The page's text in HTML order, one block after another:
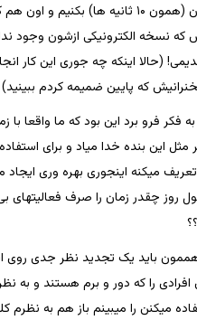
مفید هم از زمان (همون ۱۰ ثانیه ها)
نسخه الکترونیکی ازشون وجود
(حالا اینکه چه جوری این کار
که پایین ضمیمه کردم ببینید)
فکر فرو برد این بود که ما واقعا با
میکنه اینجوری بهره وری
روز چقدر زمان را صرف فعالیتهای
باید یک تجدید نظر جدی روی
افرادی را که دور و برم هستند و به
میکنن را میبینم باز هم به نظرم